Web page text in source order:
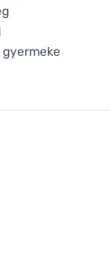
Cocoa
gyermeke